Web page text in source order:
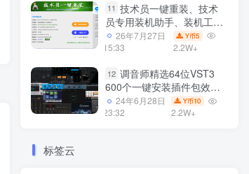
11 技术员一键重装、技术
员专用装机助手、装机工
具、电脑系统装机软件丶一
键安装系统
26年7月27日
15:33
Y币5
2.2W+
12 调音师精选64位VST3
600个一键安装插件包效果
器集合10G WiN
24年6月28日
23:32
Y币10
2.2W+
标签云